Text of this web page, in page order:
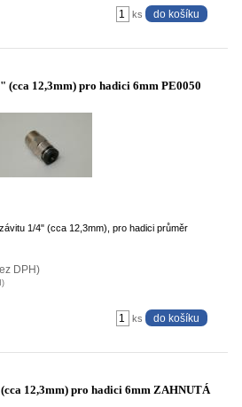
ks
(cca 12,3mm) pro hadici 6mm PE0050
1/4" (cca 12,3mm), pro hadici průměr
DPH)
ks
12,3mm) pro hadici 6mm ZAHNUTÁ